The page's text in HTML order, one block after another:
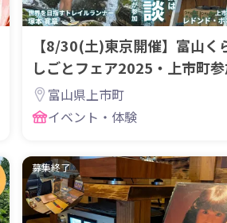
【8/30(土)東京開催】富山く
しごとフェア2025・上市町
富山県上市町
イベント・体験
募集終了